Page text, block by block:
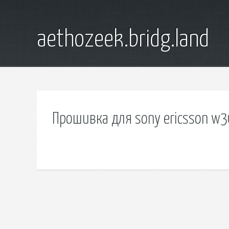
aethozeek.bridg.land
Прошивка для sony ericsson